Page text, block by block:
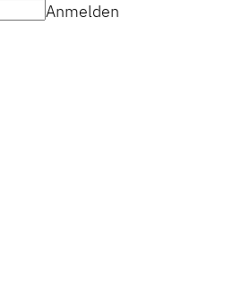
Anmelden